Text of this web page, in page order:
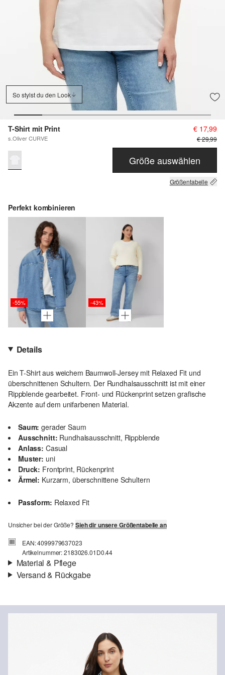
So stylst du den Look
T-Shirt mit Print
s.Oliver CURVE
€ 17,99
€ 29,99
Größe auswählen
Größentabelle
Perfekt kombinieren
-55% -43%
Details
Ein T-Shirt aus weichem Baumwoll-Jersey mit Relaxed Fit und
überschnittenen Schultern. Der Rundhalsausschnitt ist mit einer
Rippblende gearbeitet. Front- und Rückenprint setzen grafische
Akzente auf dem unifarbenen Material.
Saum: gerader Saum
Ausschnitt: Rundhalsausschnitt, Rippblende
Anlass: Casual
Muster: uni
Druck: Frontprint, Rückenprint
Ärmel: Kurzarm, überschnittene Schultern
Passform: Relaxed Fit
Unsicher bei der Größe? Sieh dir unsere Größentabelle an
EAN: 4099979637023
Artikelnummer: 2183026.01D0.44
Material & Pflege
Material: Baumwolle
Versand & Rückgabe
Deine Bestellung wird innerhalb von 3–5 Werktagen per Post AT